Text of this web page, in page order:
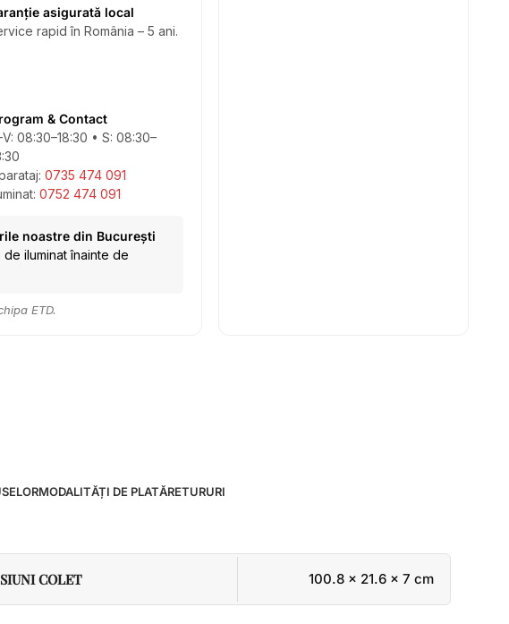
asigurată local
rapid în România – 5 ani.
& Contact
08:30–18:30 • S: 08:30–
0735 474 091
0752 474 091
noastre din București
iluminat înainte de
ETD.
MODALITĂȚI DE PLATĂRETURURI
COLET 100.8 × 21.6 × 7 cm